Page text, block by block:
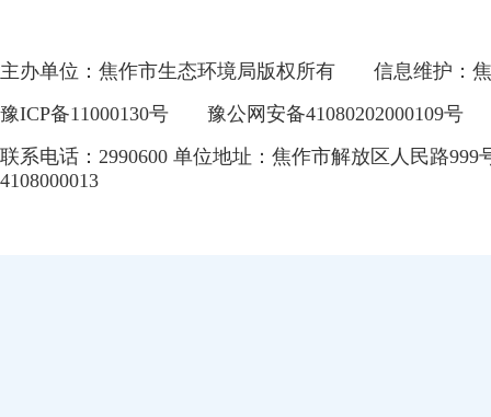
主办单位：焦作市生态环境局版权所有
信息维护：
豫ICP备11000130号
豫公网安备41080202000109号
联系电话：2990600 单位地址：焦作市解放区人民路999
4108000013